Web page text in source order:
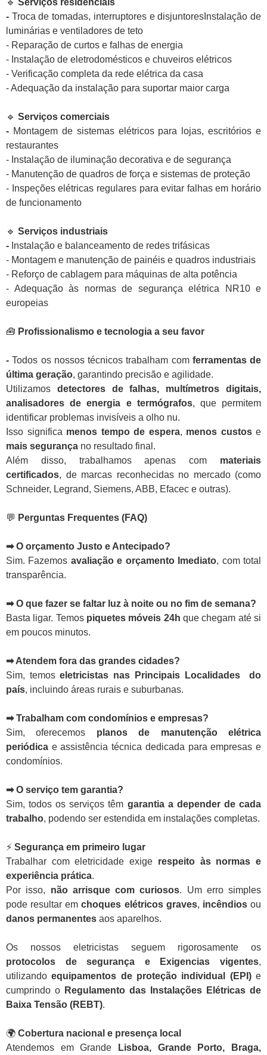
🔹 Serviços residenciais
- Troca de tomadas, interruptores e disjuntoresInstalação de
luminárias e ventiladores de teto
- Reparação de curtos e falhas de energia
- Instalação de eletrodomésticos e chuveiros elétricos
- Verificação completa da rede elétrica da casa
- Adequação da instalação para suportar maior carga
🔹 Serviços comerciais
- Montagem de sistemas elétricos para lojas, escritórios e
restaurantes
- Instalação de iluminação decorativa e de segurança
- Manutenção de quadros de força e sistemas de proteção
- Inspeções elétricas regulares para evitar falhas em horário
de funcionamento
🔹 Serviços industriais
- Instalação e balanceamento de redes trifásicas
- Montagem e manutenção de painéis e quadros industriais
- Reforço de cablagem para máquinas de alta potência
- Adequação às normas de segurança elétrica NR10 e
europeias
🧰 Profissionalismo e tecnologia a seu favor
-Todos os nossos técnicos trabalham com ferramentas de
última geração, garantindo precisão e agilidade.
Utilizamos detectores de falhas, multímetros digitais,
analisadores de energia e termógrafos, que permitem
identificar problemas invisíveis a olho nu.
Isso significa menos tempo de espera, menos custose
mais segurança no resultado final.
Além disso, trabalhamos apenas com materiais
certificados, de marcas reconhecidas no mercado (como
Schneider, Legrand, Siemens, ABB, Efacec e outras).
💬 Perguntas Frequentes (FAQ)
➡ O orçamento Justo e Antecipado?
Sim. Fazemos avaliação e orçamento Imediato, com total
transparência.
➡ O que fazer se faltar luz à noite ou no fim de semana?
Basta ligar. Temos piquetes móveis 24h que chegam até si
em poucos minutos.
➡ Atendem fora das grandes cidades?
Sim, temoseletricistas nas Principais Localidades do
país, incluindo áreas rurais e suburbanas.
➡ Trabalham com condomínios e empresas?
Sim, oferecemos planos de manutenção elétrica
periódica e assistência técnica dedicada para empresas e
condomínios.
➡ O serviço tem garantia?
Sim, todos os serviços têm garantia a depender de cada
trabalho, podendo ser estendida em instalações completas.
⚡ Segurança em primeiro lugar
Trabalhar com eletricidade exige respeito às normas e
experiência prática.
Por isso, não arrisque com curiosos. Um erro simples
pode resultar emchoques elétricos graves, incêndiosou
danos permanentes aos aparelhos.
Os nossos eletricistas seguem rigorosamente os
protocolos de segurança e Exigencias vigentes,
utilizandoequipamentos de proteção individual (EPI)e
cumprindo o Regulamento das Instalações Elétricas de
Baixa Tensão (REBT).
🌍 Cobertura nacional e presença local
Atendemos em Grande
Lisboa, Grande Porto, Braga,